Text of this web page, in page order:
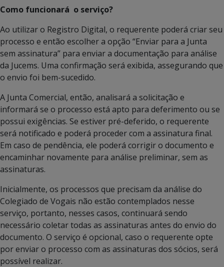
Como funcionará o serviço?
Ao utilizar o Registro Digital, o requerente poderá criar seu
processo e então escolher a opção “Enviar para a Junta
sem assinatura” para enviar a documentação para análise
da Jucems. Uma confirmação será exibida, assegurando que
o envio foi bem-sucedido.
A Junta Comercial, então, analisará a solicitação e
informará se o processo está apto para deferimento ou se
possui exigências. Se estiver pré-deferido, o requerente
será notificado e poderá proceder com a assinatura final.
Em caso de pendência, ele poderá corrigir o documento e
encaminhar novamente para análise preliminar, sem as
assinaturas.
Inicialmente, os processos que precisam da análise do
Colegiado de Vogais não estão contemplados nesse
serviço, portanto, nesses casos, continuará sendo
necessário coletar todas as assinaturas antes do envio do
documento. O serviço é opcional, caso o requerente opte
por enviar o processo com as assinaturas dos sócios, será
possível realizar.